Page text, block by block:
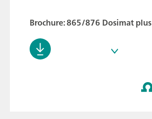
Brochure: 865/876 Dosimat plus